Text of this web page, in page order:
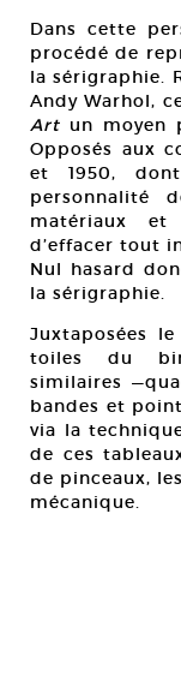
Dans cette
procédé de
la sérigraphie.
Andy Warhol,
Art un moyen
Opposés aux
et 1950,
personnalité
matériaux
d’effacer tout
Nul hasard
la sérigraphie.
Juxtaposées
toiles du
similaires
bandes et
via la
de ces
de pinceaux,
mécanique.